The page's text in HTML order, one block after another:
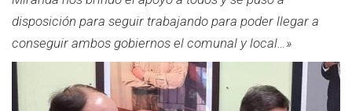
disposición para seguir trabajando para poder llegar a
conseguir ambos gobiernos el comunal y local…»